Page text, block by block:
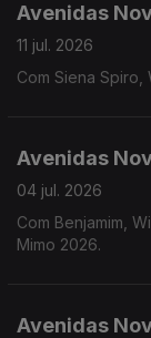
Avenidas
11 jul. 2026
Com Siena Spiro,
Avenidas
04 jul. 2026
Com Benjamim,
Mimo 2026.
Avenidas